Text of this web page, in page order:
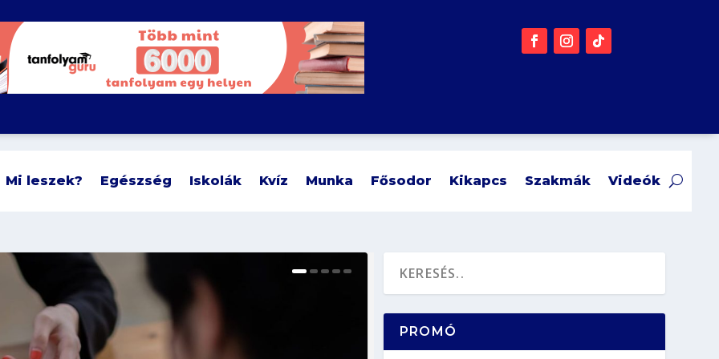
Mi leszek? Egészség Iskolák Kvíz Munka Fősodor Kikapcs Szakmák Videók
PROMÓ